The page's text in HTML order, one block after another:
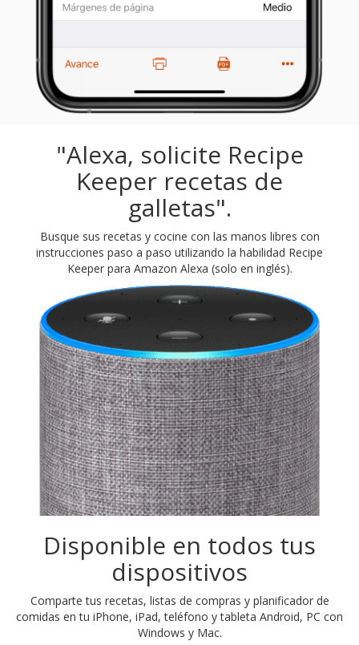
"Alexa, solicite Recipe
Keeper recetas de
galletas".
Busque sus recetas y cocine con las manos libres con
instrucciones paso a paso utilizando la habilidad Recipe
Keeper para Amazon Alexa (solo en inglés).
Disponible en todos tus
dispositivos
Comparte tus recetas, listas de compras y planificador de
comidas en tu iPhone, iPad, teléfono y tableta Android, PC con
Windows y Mac.